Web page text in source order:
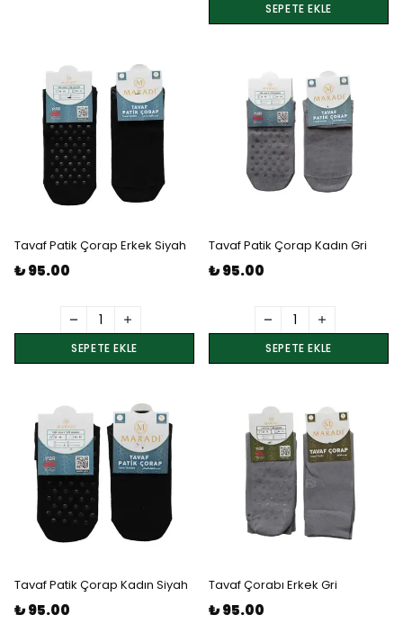
SEPETE EKLE
Tavaf Patik Çorap Erkek Siyah
₺ 95.00
SEPETE EKLE
Tavaf Patik Çorap Kadın Gri
₺ 95.00
SEPETE EKLE
Tavaf Patik Çorap Kadın Siyah
₺ 95.00
Tavaf Çorabı Erkek Gri
₺ 95.00